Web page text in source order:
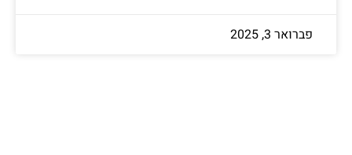
פברואר 3, 2025